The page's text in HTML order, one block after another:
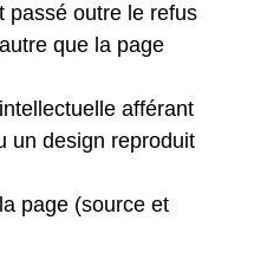
passé outre le refus
que la page
afférant
un design reproduit
page (source et